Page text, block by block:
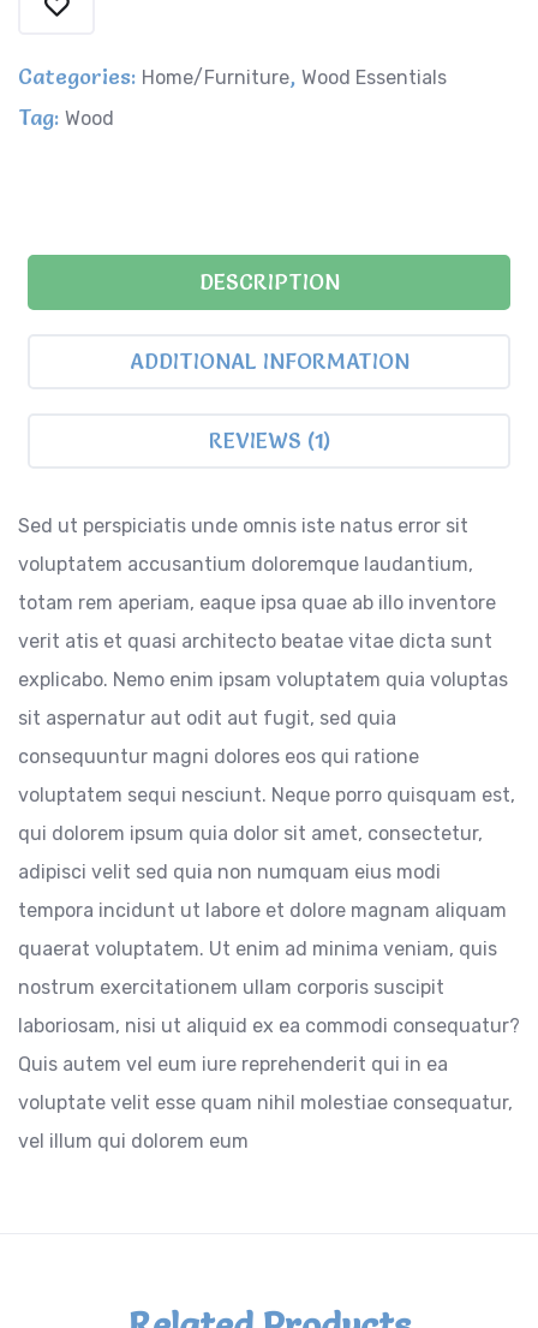
Categories: Home/Furniture, Wood Essentials
Tag: Wood
DESCRIPTION
ADDITIONAL INFORMATION
REVIEWS (1)
Sed ut perspiciatis unde omnis iste natus error sit
voluptatem accusantium doloremque laudantium,
totam rem aperiam, eaque ipsa quae ab illo inventore
verit atis et quasi architecto beatae vitae dicta sunt
explicabo. Nemo enim ipsam voluptatem quia voluptas
sit aspernatur aut odit aut fugit, sed quia
consequuntur magni dolores eos qui ratione
voluptatem sequi nesciunt. Neque porro quisquam est,
qui dolorem ipsum quia dolor sit amet, consectetur,
adipisci velit sed quia non numquam eius modi
tempora incidunt ut labore et dolore magnam aliquam
quaerat voluptatem. Ut enim ad minima veniam, quis
nostrum exercitationem ullam corporis suscipit
laboriosam, nisi ut aliquid ex ea commodi consequatur?
Quis autem vel eum iure reprehenderit qui in ea
voluptate velit esse quam nihil molestiae consequatur,
vel illum qui dolorem eum